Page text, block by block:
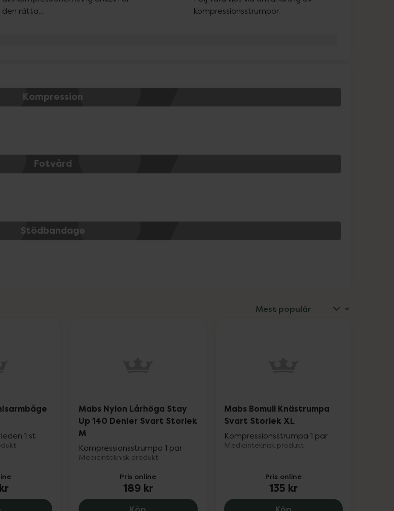
den rätta...
kompressionsstrumpor.
Kompression
Fotvård
Stödbandage
1 st
Mabs Stöd Tennisarmbåge Svart One Size, 229 kr.
Mabs Nylon Lårhöga Stay
Up 140 Denier Svart Storlek
M
Kompressionsstrumpa 1 par
Medicinteknisk produkt
Pris online
189 kr
Mabs Nylon Lårhöga Stay Up 140 Denier Svart Storlek M,
Mabs Bomull Knästrumpa
Svart Storlek XL
Kompressionsstrumpa 1 par
Medicinteknisk produkt
Pris online
135 kr
Mabs Bomull